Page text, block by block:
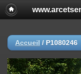
Accueil / P1080246